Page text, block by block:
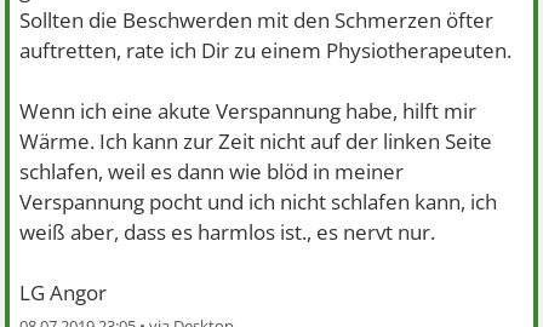
Sollten die Beschwerden mit den Schmerzen öfter
auftretten, rate ich Dir zu einem Physiotherapeuten.
Wenn ich eine akute Verspannung habe, hilft mir
Wärme. Ich kann zur Zeit nicht auf der linken Seite
schlafen, weil es dann wie blöd in meiner
Verspannung pocht und ich nicht schlafen kann, ich
weiß aber, dass es harmlos ist., es nervt nur.
LG Angor